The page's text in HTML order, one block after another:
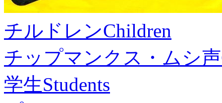
チルドレンChildren
チップマンクス・ムシ声
学生Students